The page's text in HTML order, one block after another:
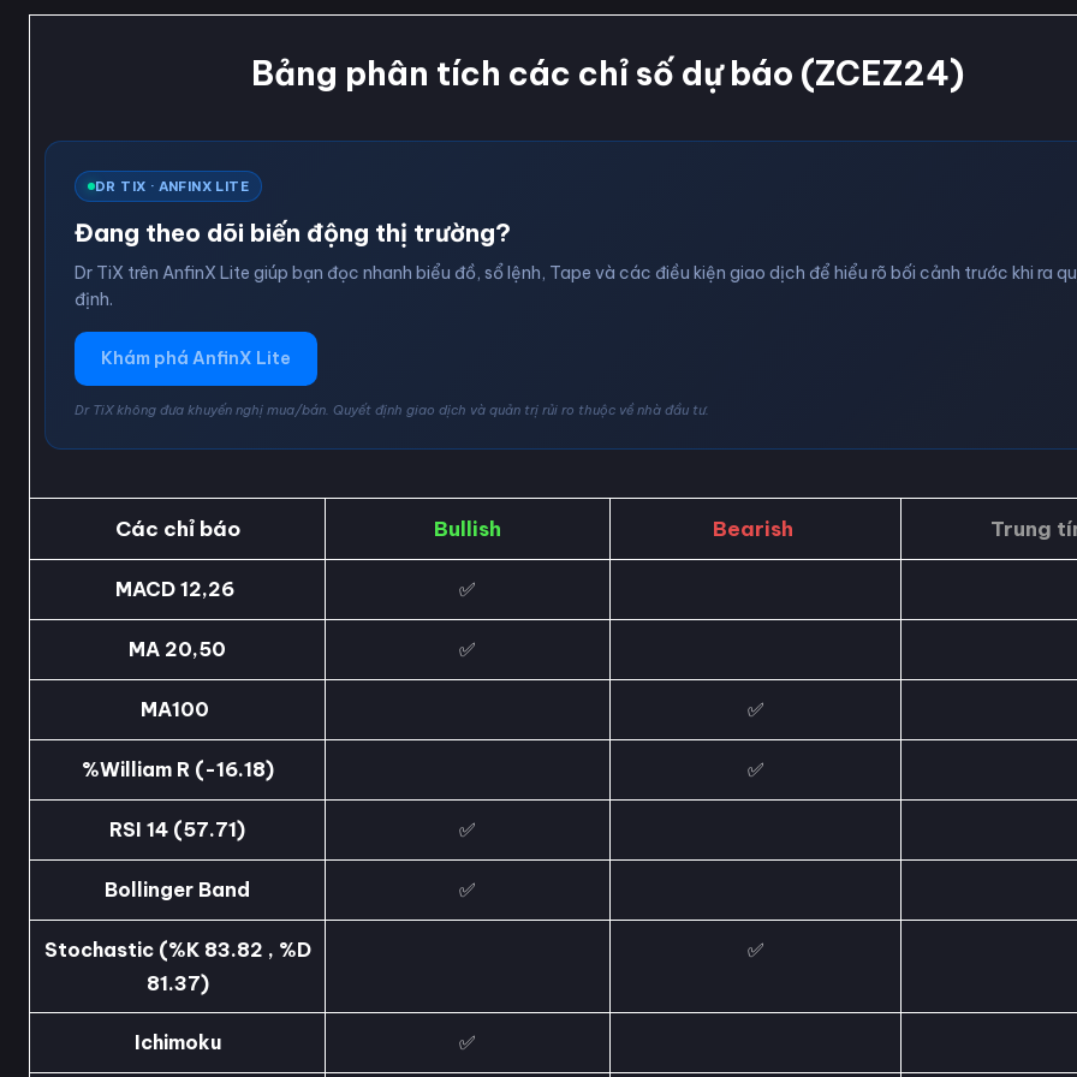
Bảng phân tích các chỉ số dự báo (ZCEZ24)
DR TIX · ANFINX LITE
Đang theo dõi biến động thị trường?
Dr TiX trên AnfinX Lite giúp bạn đọc nhanh biểu đồ, sổ lệnh, Tape và các điều kiện giao dịch để hiểu rõ bối cảnh trước khi ra
định.
Khám phá AnfinX Lite
Dr TiX không đưa khuyến nghị mua/bán. Quyết định giao dịch và quản trị rủi ro thuộc về nhà đầu tư.
Các chỉ báo Bullish Bearish Trung
MACD 12,26 ✅
MA 20,50 ✅
MA100 ✅
%William R (-16.18) ✅
RSI 14 (57.71) ✅
Bollinger Band ✅
Stochastic (%K 83.82 , %D
81.37)
✅
Ichimoku ✅